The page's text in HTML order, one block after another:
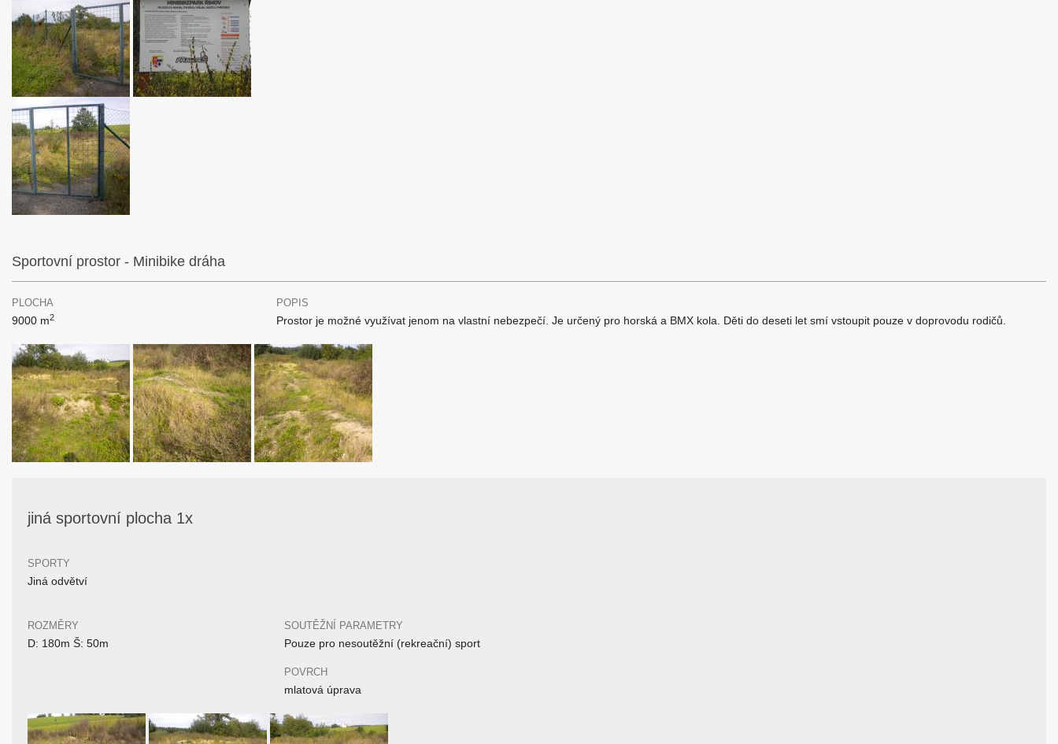
Sportovní prostor - Minibike dráha
PLOCHA
9000 m2
POPIS
Prostor je možné využívat jenom na vlastní nebezpečí. Je určený pro horská a BMX kola. Děti do deseti let smí vstoupit pouze v doprovodu rodičů.
jiná sportovní plocha 1x
SPORTY
Jiná odvětví
ROZMĚRY
D: 180m Š: 50m
SOUTĚŽNÍ PARAMETRY
Pouze pro nesoutěžní (rekreační) sport
POVRCH
mlatová úprava